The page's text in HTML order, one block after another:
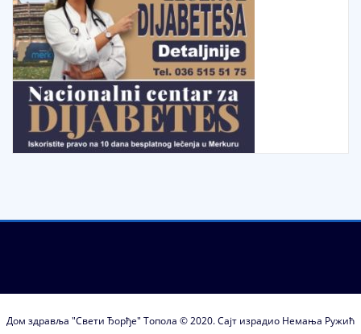
Дом здравља "Свети Ђорђе" Топола © 2020. Сајт израдио Немања Ружић